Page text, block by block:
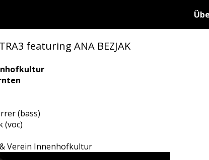
featuring ANA BEZJAK
(bass)
(voc)
Verein Innenhofkultur